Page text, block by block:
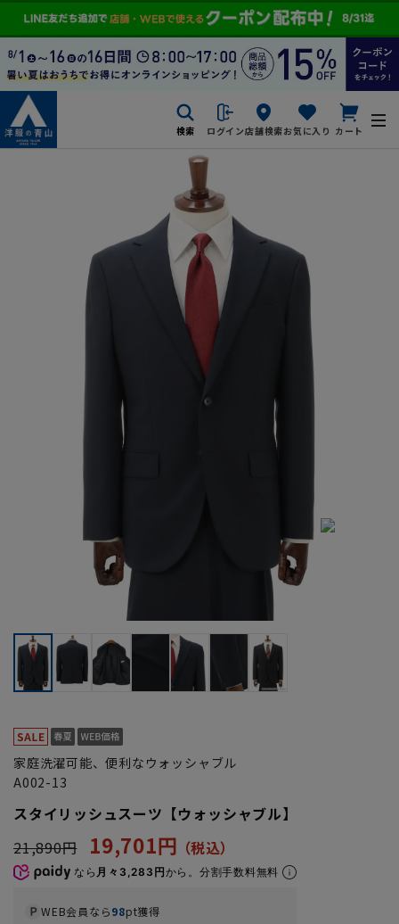
検索 ログイン店舗検索お気に入り カート
家庭洗濯可能、便利なウォッシャブル
A002-13
スタイリッシュスーツ【ウォッシャブル】
21,890円
19,701円
なら 月々3,283円から。分割手数料無料
WEB会員なら98pt獲得